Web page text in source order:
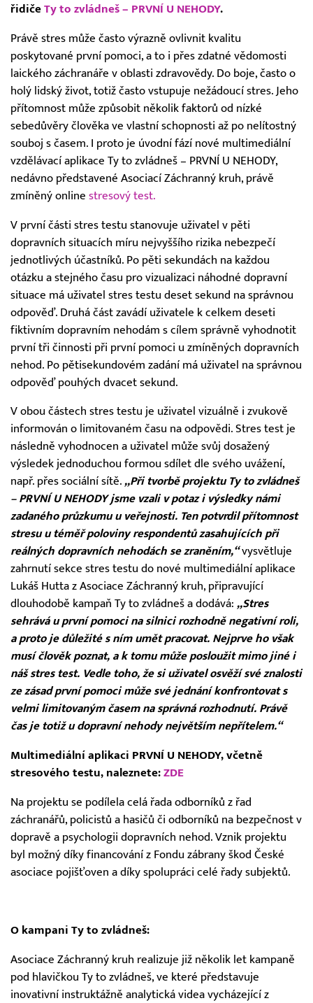
řidiče Ty to zvládneš – PRVNÍ U NEHODY.
Právě stres může často výrazně ovlivnit kvalitu
poskytované první pomoci, a to i přes zdatné vědomosti
laického záchranáře v oblasti zdravovědy. Do boje, často o
holý lidský život, totiž často vstupuje nežádoucí stres. Jeho
přítomnost může způsobit několik faktorů od nízké
sebedůvěry člověka ve vlastní schopnosti až po nelítostný
souboj s časem. I proto je úvodní fází nové multimediální
vzdělávací aplikace Ty to zvládneš – PRVNÍ U NEHODY,
nedávno představené Asociací Záchranný kruh, právě
zmíněný online stresový test.
V první části stres testu stanovuje uživatel v pěti
dopravních situacích míru nejvyššího rizika nebezpečí
jednotlivých účastníků. Po pěti sekundách na každou
otázku a stejného času pro vizualizaci náhodné dopravní
situace má uživatel stres testu deset sekund na správnou
odpověď. Druhá část zavádí uživatele k celkem deseti
fiktivním dopravním nehodám s cílem správně vyhodnotit
první tři činnosti při první pomoci u zmíněných dopravních
nehod. Po pětisekundovém zadání má uživatel na správnou
odpověď pouhých dvacet sekund.
V obou částech stres testu je uživatel vizuálně i zvukově
informován o limitovaném času na odpovědi. Stres test je
následně vyhodnocen a uživatel může svůj dosažený
výsledek jednoduchou formou sdílet dle svého uvážení,
např. přes sociální sítě. „Při tvorbě projektu Ty to zvládneš
– PRVNÍ U NEHODY jsme vzali v potaz i výsledky námi
zadaného průzkumu u veřejnosti. Ten potvrdil přítomnost
stresu u téměř poloviny respondentů zasahujících při
reálných dopravních nehodách se zraněním,“vysvětluje
zahrnutí sekce stres testu do nové multimediální aplikace
Lukáš Hutta z Asociace Záchranný kruh, připravující
dlouhodobě kampaň Ty to zvládneš a dodává: „Stres
sehrává u první pomoci na silnici rozhodně negativní roli,
a proto je důležité s ním umět pracovat. Nejprve ho však
musí člověk poznat, a k tomu může posloužit mimo jiné i
náš stres test. Vedle toho, že si uživatel osvěží své znalosti
ze zásad první pomoci může své jednání konfrontovat s
velmi limitovaným časem na správná rozhodnutí. Právě
čas je totiž u dopravní nehody největším nepřítelem.“
Multimediální aplikaci PRVNÍ U NEHODY, včetně
stresového testu, naleznete: ZDE
Na projektu se podílela celá řada odborníků z řad
záchranářů, policistů a hasičů či odborníků na bezpečnost v
dopravě a psychologii dopravních nehod. Vznik projektu
byl možný díky financování z Fondu zábrany škod České
asociace pojišťoven a díky spolupráci celé řady subjektů.
O kampani Ty to zvládneš:
Asociace Záchranný kruh realizuje již několik let kampaně
pod hlavičkou Ty to zvládneš, ve které představuje
inovativní instruktážně analytická videa vycházející z